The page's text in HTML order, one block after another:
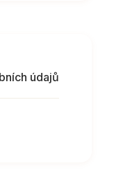
údajů